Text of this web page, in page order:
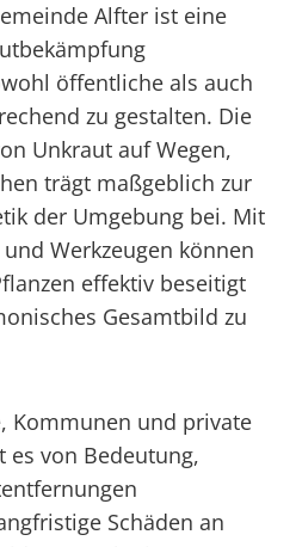
Alfter ist eine
öffentliche als auch
zu gestalten. Die
Unkraut auf Wegen,
trägt maßgeblich zur
der Umgebung bei. Mit
Werkzeugen können
effektiv beseitigt
Gesamtbild zu
Kommunen und private
es von Bedeutung,
Schäden an